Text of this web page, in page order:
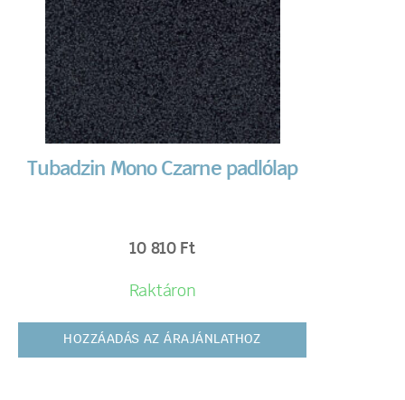
Tubadzin Mono Czarne padlólap
10 810 Ft
Raktáron
HOZZÁADÁS AZ ÁRAJÁNLATHOZ